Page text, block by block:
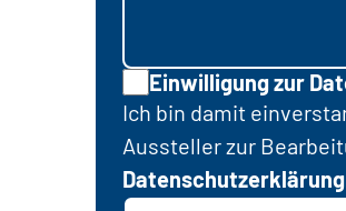
Einwilligung zur
Ich bin damit
Aussteller zur
Datenschutzerklärung